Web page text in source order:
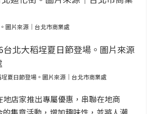
圖片來源｜台北市商業處
夏日節登場。圖片來源｜台北市商業處
地店家推出專屬優惠，串聯在地商